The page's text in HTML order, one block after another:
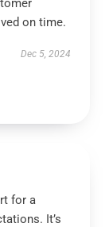
on time.
Dec 5, 2024
for a
It’s